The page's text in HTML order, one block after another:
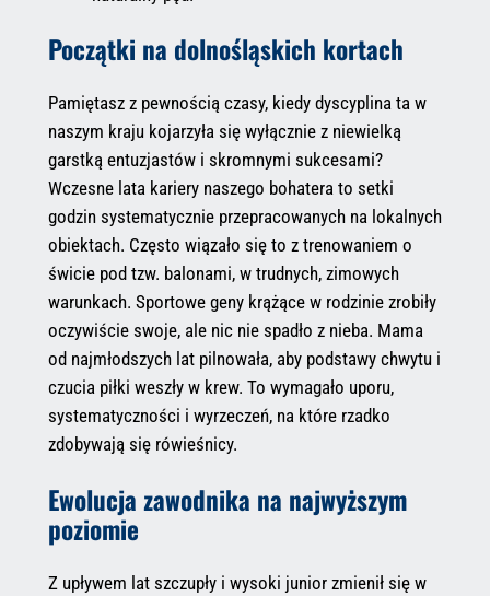
Początki na dolnośląskich kortach
Pamiętasz z pewnością czasy, kiedy dyscyplina ta w
naszym kraju kojarzyła się wyłącznie z niewielką
garstką entuzjastów i skromnymi sukcesami?
Wczesne lata kariery naszego bohatera to setki
godzin systematycznie przepracowanych na lokalnych
obiektach. Często wiązało się to z trenowaniem o
świcie pod tzw. balonami, w trudnych, zimowych
warunkach. Sportowe geny krążące w rodzinie zrobiły
oczywiście swoje, ale nic nie spadło z nieba. Mama
od najmłodszych lat pilnowała, aby podstawy chwytu i
czucia piłki weszły w krew. To wymagało uporu,
systematyczności i wyrzeczeń, na które rzadko
zdobywają się rówieśnicy.
Ewolucja zawodnika na najwyższym
poziomie
Z upływem lat szczupły i wysoki junior zmienił się w